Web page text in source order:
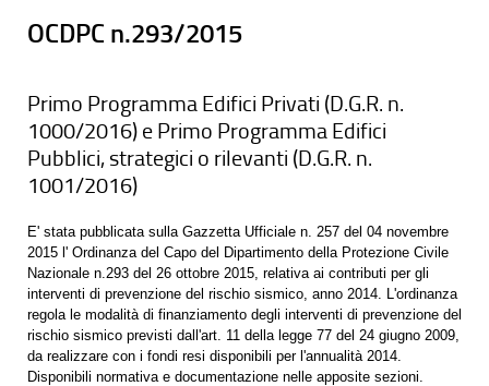
OCDPC n.293/2015
Primo Programma Edifici Privati (D.G.R. n.
1000/2016) e Primo Programma Edifici
Pubblici, strategici o rilevanti (D.G.R. n.
1001/2016)
E' stata pubblicata sulla Gazzetta Ufficiale n. 257 del 04 novembre
2015 l' Ordinanza del Capo del Dipartimento della Protezione Civile
Nazionale n.293 del 26 ottobre 2015, relativa ai contributi per gli
interventi di prevenzione del rischio sismico, anno 2014. L'ordinanza
regola le modalità di finanziamento degli interventi di prevenzione del
rischio sismico previsti dall'art. 11 della legge 77 del 24 giugno 2009,
da realizzare con i fondi resi disponibili per l'annualità 2014.
Disponibili normativa e documentazione nelle apposite sezioni.